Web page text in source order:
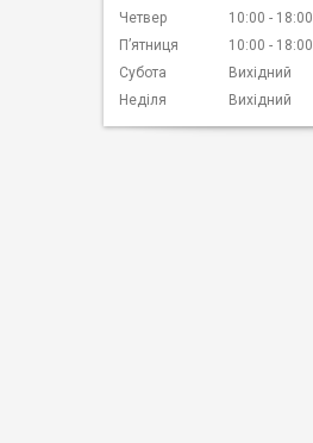
Четвер
10:00
18:00
Пʼятниця
10:00
18:00
Субота
Вихідний
Неділя
Вихідний